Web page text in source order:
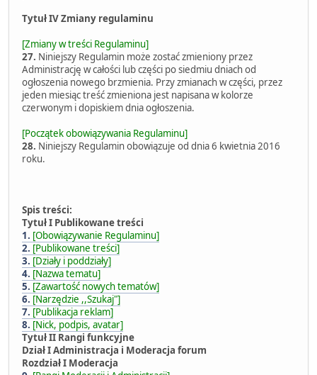
Tytuł IV Zmiany regulaminu
[Zmiany w treści Regulaminu]
27. Niniejszy Regulamin może zostać zmieniony przez
Administrację w całości lub części po siedmiu dniach od
ogłoszenia nowego brzmienia. Przy zmianach w części, przez
jeden miesiąc treść zmieniona jest napisana w kolorze
czerwonym i dopiskiem dnia ogłoszenia.
[Początek obowiązywania Regulaminu]
28. Niniejszy Regulamin obowiązuje od dnia 6 kwietnia 2016
roku.
Spis treści:
Tytuł I Publikowane treści
1. [Obowiązywanie Regulaminu]
2. [Publikowane treści]
3. [Działy i poddziały]
4. [Nazwa tematu]
5. [Zawartość nowych tematów]
6. [Narzędzie ,,Szukaj"]
7. [Publikacja reklam]
8. [Nick, podpis, avatar]
Tytuł II Rangi funkcyjne
Dział I Administracja i Moderacja forum
Rozdział I Moderacja